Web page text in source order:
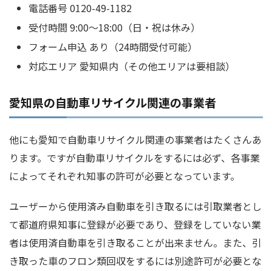
電話番号 0120-49-1182
受付時間 9:00〜18:00（日・祝は休み）
フォーム申込 あり（24時間受付可能）
対応エリア 愛知県内（その他エリアは要相談）
愛知県の自動車リサイクル関連の事業者
他にも愛知で自動車リサイクル関連の事業者はたくさんあ
ります。ですが自動車リサイクルをするには必ず、各事業
によってそれぞれ知事の許可が必要となっています。
ユーザーから使用済み自動車を引き取るには引取業者とし
て都道府県知事に登録が必要であり、登録をしていない業
者は使用済自動車を引き取ることが出来ません。また、引
き取った車のフロン類回収をするには別途許可が必要とな